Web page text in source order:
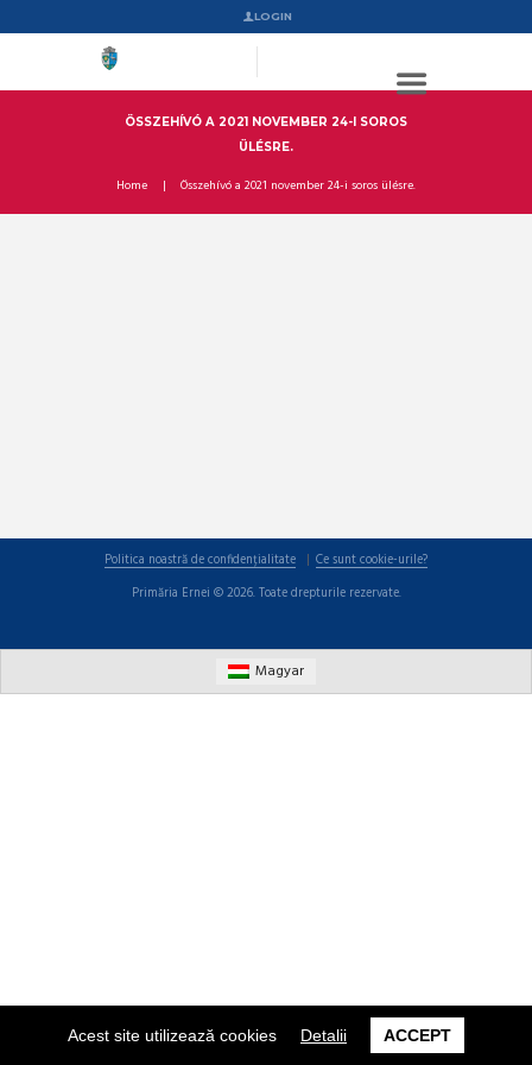
Acest site utilizează cookies Detalii ACCEPT
LOGIN
ÖSSZEHÍVÓ A 2021 NOVEMBER 24-I SOROS
ÜLÉSRE.
Home Összehívó a 2021 november 24-i soros ülésre.
Politica noastră de confidențialitate
Ce sunt cookie-urile?
Primăria Ernei © 2026. Toate drepturile rezervate.
Magyar